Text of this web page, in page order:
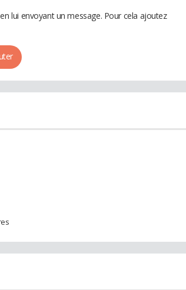
lui envoyant un message. Pour cela ajoutez